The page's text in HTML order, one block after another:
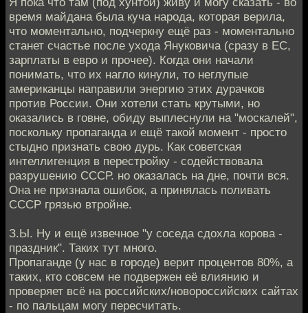
время майдана была куча народа, которая верила,
что моментально, подчеркну ещё раз - моментально
станет счастье после ухода Януковича (сразу в ЕС,
зарплаты в евро и прочее). Когда они начали
понимать, что их нагло кинули, то неглупые
американцы направили энергию этих дурачков
против России. Они хотели стать крутыми, но
оказались в говне, обиду выплеснули на "москалей",
поскольку пропаганда и ещё такой момент - просто
стыдно признать свою дурь. Как советская
интеллигенция в перестройку - содействовала
разрушению СССР. но оказалась на дне, почти вся.
Она не признала ошибок, а принялась поливать
СССР грязью втройне.
З.Ы. Ну и ещё извечное "у соседа сдохла корова -
праздник". Таких тут много.
Пропаганде (у нас в городе) верит процентов 80%, а
таких, кто совсем не подвержен её влиянию и
проверяет всё на российских/новороссийских сайтах
- по пальцам могу пересчитать.